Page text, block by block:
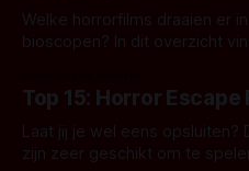
Welke horrorfilms draaien er
bioscopen? In dit overzicht
Top 15: Horror
Laat jij je wel eens opsluiten?
zijn zeer geschikt om te